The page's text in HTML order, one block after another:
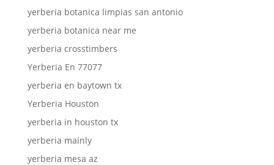
yerberia botanica limpias san antonio
yerberia botanica near me
yerberia crosstimbers
Yerberia En 77077
yerberia en baytown tx
Yerberia Houston
yerberia in houston tx
yerberia mainly
yerberia mesa az